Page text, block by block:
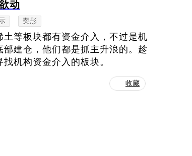
动
奕彤
等板块都有资金介入，不过是机
建仓，他们都是抓主升浪的。趁
机构资金介入的板块。
收藏